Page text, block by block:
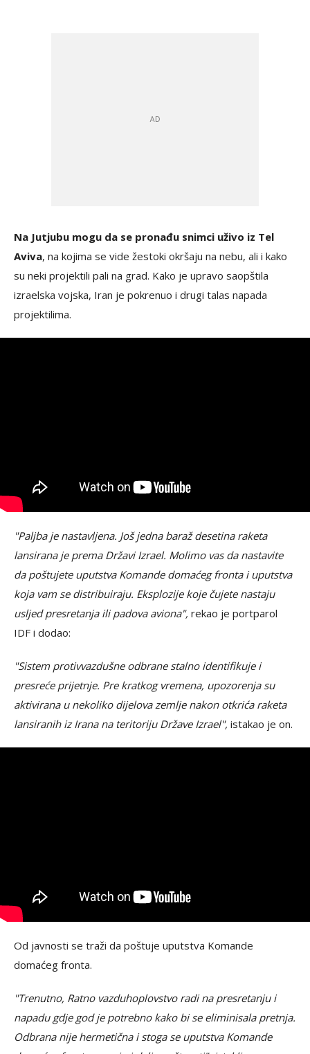
Na Jutjubu mogu da se pronađu snimci uživo iz Tel
Aviva, na kojima se vide žestoki okršaju na nebu, ali i kako
su neki projektili pali na grad. Kako je upravo saopštila
izraelska vojska, Iran je pokrenuo i drugi talas napada
projektilima.
"Paljba je nastavljena. Još jedna baraž desetina raketa
lansirana je prema Državi Izrael. Molimo vas da nastavite
da poštujete uputstva Komande domaćeg fronta i uputstva
koja vam se distribuiraju. Eksplozije koje čujete nastaju
usljed presretanja ili padova aviona", rekao je portparol
IDF i dodao:
"Sistem protivvazdušne odbrane stalno identifikuje i
presreće prijetnje. Pre kratkog vremena, upozorenja su
aktivirana u nekoliko dijelova zemlje nakon otkrića raketa
lansiranih iz Irana na teritoriju Države Izrael", istakao je on.
Od javnosti se traži da poštuje uputstva Komande
domaćeg fronta.
"Trenutno, Ratno vazduhoplovstvo radi na presretanju i
napadu gdje god je potrebno kako bi se eliminisala pretnja.
Odbrana nije hermetična i stoga se uputstva Komande